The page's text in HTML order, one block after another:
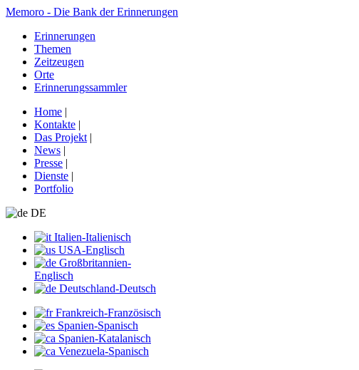
Memoro - Die Bank der Erinnerungen
Erinnerungen
Themen
Zeitzeugen
Orte
Erinnerungssammler
Home |
Kontakte |
Das Projekt |
News |
Presse |
Dienste |
Portfolio
DE
Italien-Italienisch
USA-Englisch
Großbritannien-
Englisch
Deutschland-Deutsch
Frankreich-Französisch
Spanien-Spanisch
Spanien-Katalanisch
Venezuela-Spanisch